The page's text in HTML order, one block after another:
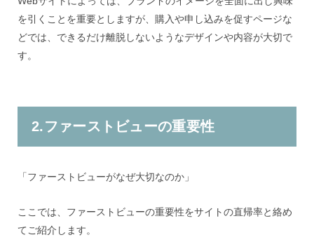
を引くことを重要としますが、購入や申し込みを促すページな
どでは、できるだけ離脱しないようなデザインや内容が大切で
す。
2.ファーストビューの重要性
「ファーストビューがなぜ大切なのか」
ここでは、ファーストビューの重要性をサイトの直帰率と絡め
てご紹介します。